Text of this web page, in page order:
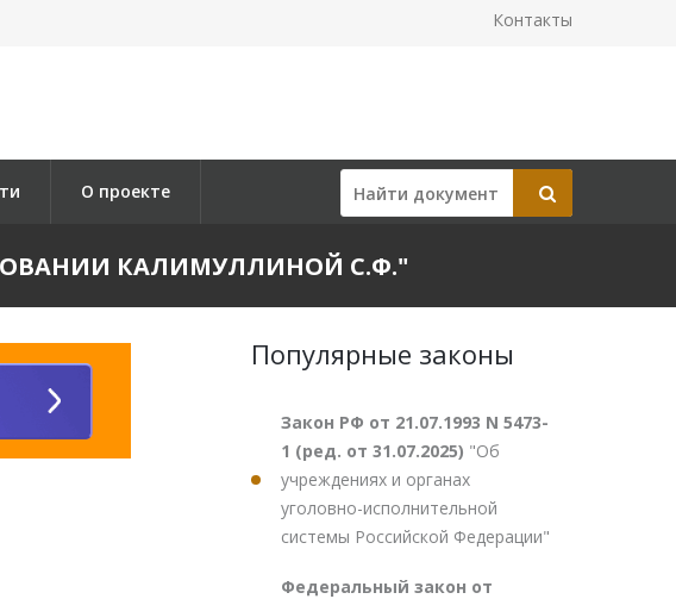
Контакты
О проекте
КАЛИМУЛЛИНОЙ С.Ф."
Популярные законы
Закон РФ от 21.07.1993 N 5473-
1 (ред. от 31.07.2025) "Об
учреждениях и органах
уголовно-исполнительной
системы Российской Федерации"
Федеральный закон от